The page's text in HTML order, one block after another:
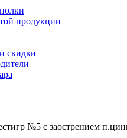
продукции
скидки
№5 с заострением